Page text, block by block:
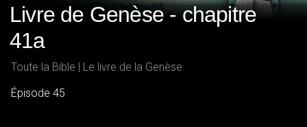
Livre de Genèse - chapitre
41a
Toute la Bible | Le livre de la Genèse
Épisode 45